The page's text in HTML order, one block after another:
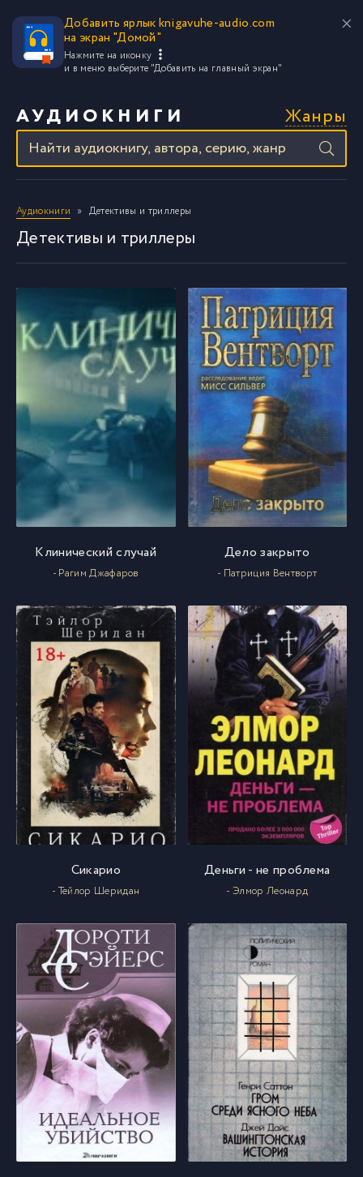
Добавить ярлык knigavuhe-audio.com
на экран "Домой"
Нажмите на иконку
и в меню выберите "Добавить на главный экран"
АУДИОКНИГИ Жанры
Аудиокниги Детективы и триллеры
Детективы и триллеры
Клинический случай
- Рагим Джафаров
Дело закрыто
- Патриция Вентворт
Сикарио
- Тейлор Шеридан
Деньги - не проблема
- Элмор Леонард